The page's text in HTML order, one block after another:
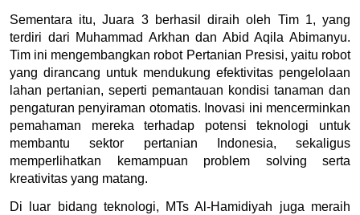
Sementara itu, Juara 3 berhasil diraih oleh Tim 1, yang
terdiri dari Muhammad Arkhan dan Abid Aqila Abimanyu.
Tim ini mengembangkan robot Pertanian Presisi, yaitu robot
yang dirancang untuk mendukung efektivitas pengelolaan
lahan pertanian, seperti pemantauan kondisi tanaman dan
pengaturan penyiraman otomatis. Inovasi ini mencerminkan
pemahaman mereka terhadap potensi teknologi untuk
membantu sektor pertanian Indonesia, sekaligus
memperlihatkan kemampuan problem solving serta
kreativitas yang matang.
Di luar bidang teknologi, MTs Al-Hamidiyah juga meraih